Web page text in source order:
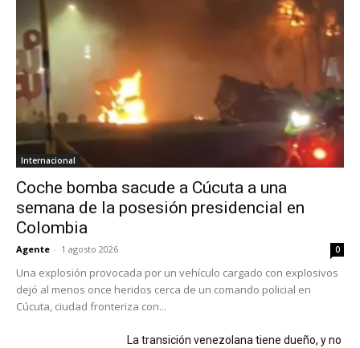
Internacional
Coche bomba sacude a Cúcuta a una
semana de la posesión presidencial en
Colombia
Agente - 1 agosto 2026 0
Una explosión provocada por un vehículo cargado con explosivos
dejó al menos once heridos cerca de un comando policial en
Cúcuta, ciudad fronteriza con...
La transición venezolana tiene dueño, y no